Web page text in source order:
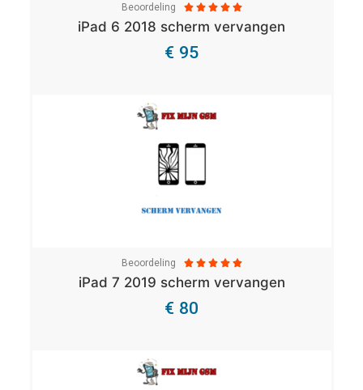
Beoordeling     
iPad 6 2018 scherm vervangen
€ 95
Bekijk Details
Beoordeling     
iPad 7 2019 scherm vervangen
€ 80
Bekijk Details